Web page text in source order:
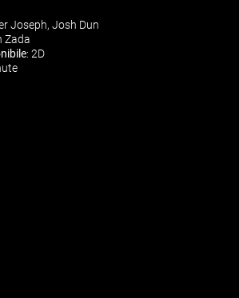
Joseph, Josh Dun
Zada
: 2D